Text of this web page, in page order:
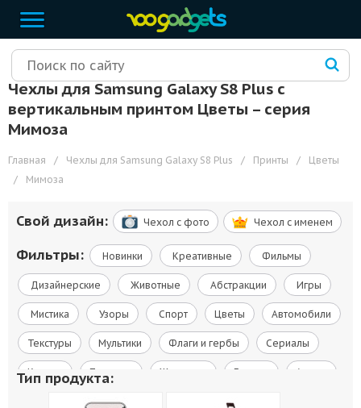
Чехлы для Samsung Galaxy S8 Plus с
вертикальным принтом Цветы – cерия
Мимоза
Главная / Чехлы для Samsung Galaxy S8 Plus / Принты /
Цветы
/
Мимоза
Свой дизайн: Чехол c фото Чехол c именем
Фильтры: Новинки Креативные Фильмы
Дизайнерские Животные Абстракции Игры
Мистика Узоры Спорт Цветы Автомобили
Текстуры Мультики Флаги и гербы Сериалы
Космос Природа Живопись Города Армия
Музыка Еда
Тип продукта: